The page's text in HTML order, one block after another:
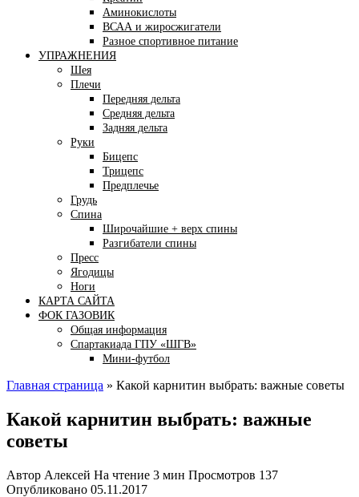
Аминокислоты
ВСАА и жиросжигатели
Разное спортивное питание
УПРАЖНЕНИЯ
Шея
Плечи
Передняя дельта
Средняя дельта
Задняя дельта
Руки
Бицепс
Трицепс
Предплечье
Грудь
Спина
Широчайшие + верх спины
Разгибатели спины
Пресс
Ягодицы
Ноги
КАРТА САЙТА
ФОК ГАЗОВИК
Общая информация
Спартакиада ГПУ «ШГВ»
Мини-футбол
Главная страница » Какой карнитин выбрать: важные советы
Какой карнитин выбрать: важные
советы
Автор Алексей На чтение 3 мин Просмотров 137
Опубликовано 05.11.2017